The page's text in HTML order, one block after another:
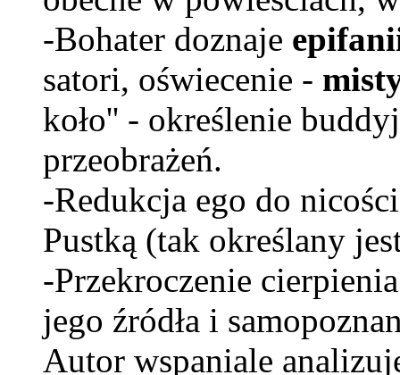
-Bohater doznaje
satori, oświecenie -
koło'' - określenie
przeobrażeń.
-Redukcja ego do
Pustką (tak określany
-Przekroczenie
jego źródła i
Autor wspaniale